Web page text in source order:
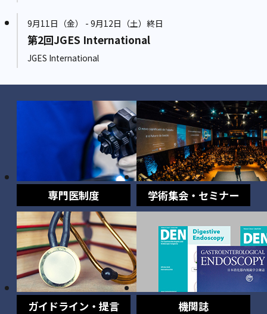
9月11日（金） - 9月12日（土）終日
第2回JGES International
JGES International
専門医制度 学術集会・セミナー
ガイドライン・提言 機関誌